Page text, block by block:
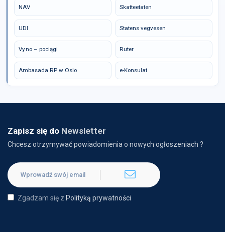
NAV Skatteetaten
UDI Statens vegvesen
Vy.no – pociągi Ruter
Ambasada RP w Oslo e-Konsulat
Zapisz się do Newsletter
Chcesz otrzymywać powiadomienia o nowych ogłoszeniach ?
Zgadzam się z Polityką prywatności